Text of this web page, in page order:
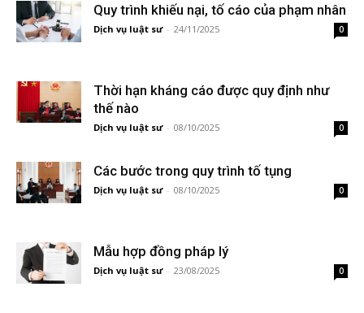
Quy trình khiếu nại, tố cáo của phạm nhân
Dịch vụ luật sư - 24/11/2025 0
Thời hạn kháng cáo được quy định như
thế nào
Dịch vụ luật sư - 08/10/2025 0
Các bước trong quy trình tố tụng
Dịch vụ luật sư - 08/10/2025 0
Mẫu hợp đồng pháp lý
Dịch vụ luật sư - 23/08/2025 0